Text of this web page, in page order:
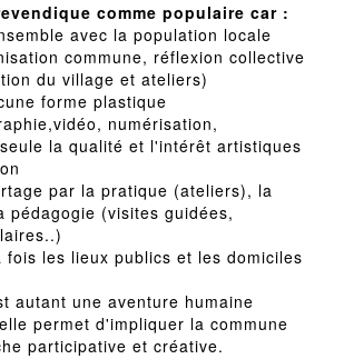
comme populaire car :
avec la population locale
commune, réflexion collective
du village et ateliers)
forme plastique
numérisation,
la qualité et l'intérêt artistiques
par la pratique (ateliers), la
pédagogie (visites guidées,
les lieux publics et les domiciles
autant une aventure humaine
permet d'impliquer la commune
participative et créative.